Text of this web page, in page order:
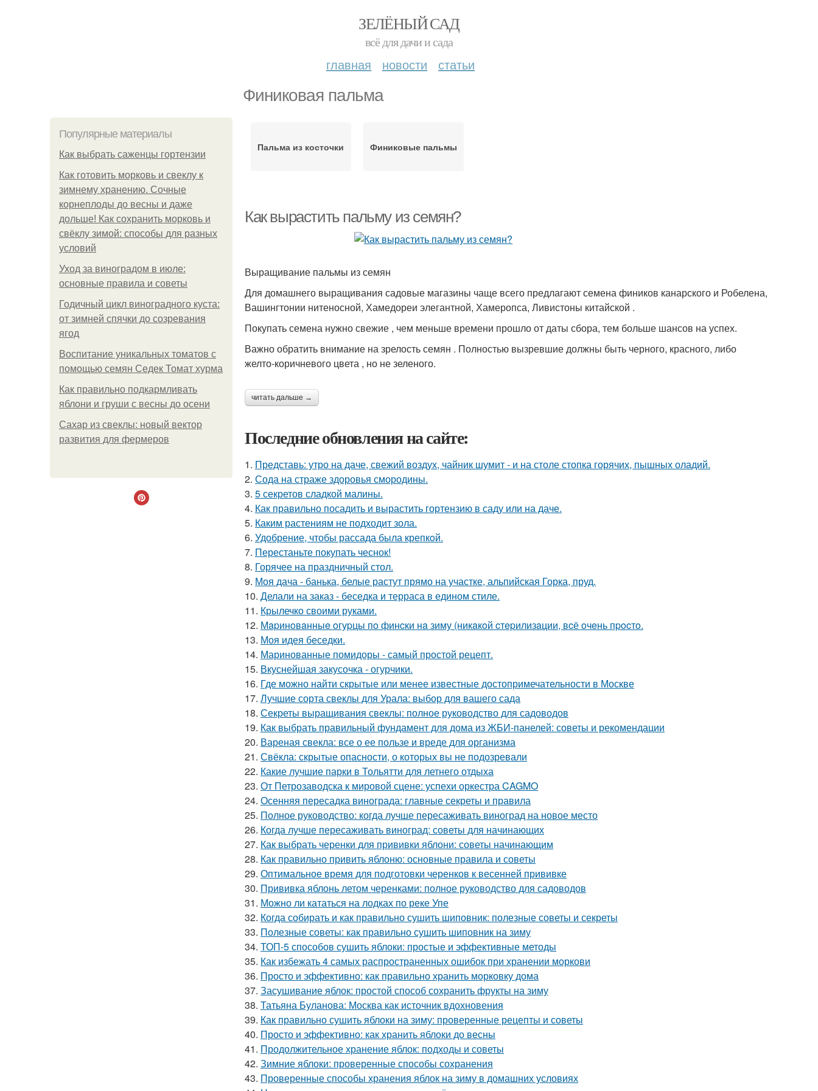
ЗЕЛЁНЫЙ САД
всё для дачи и сада
главная новости статьи
Финиковая пальма
Популярные материалы
Как выбрать саженцы гортензии
Как готовить морковь и свеклу к
зимнему хранению. Сочные
корнеплоды до весны и даже
дольше! Как сохранить морковь и
свёклу зимой: способы для разных
условий
Уход за виноградом в июле:
основные правила и советы
Годичный цикл виноградного куста:
от зимней спячки до созревания
ягод
Воспитание уникальных томатов с
помощью семян Седек Томат хурма
Как правильно подкармливать
яблони и груши с весны до осени
Сахар из свеклы: новый вектор
развития для фермеров
Пальма из косточки Финиковые пальмы
Как вырастить пальму из семян?
Выращивание пальмы из семян
Для домашнего выращивания садовые магазины чаще всего предлагают семена фиников канарского и Робелена,
Вашингтонии нитеносной, Хамедореи элегантной, Хамеропса, Ливистоны китайской .
Покупать семена нужно свежие , чем меньше времени прошло от даты сбора, тем больше шансов на успех.
Важно обратить внимание на зрелость семян . Полностью вызревшие должны быть черного, красного, либо
желто-коричневого цвета , но не зеленого.
читать дальше →
Последние обновления на сайте:
1. Представь: утро на даче, свежий воздух, чайник шумит - и на столе стопка горячих, пышных оладий.
2. Сода на страже здоровья смородины.
3. 5 секретов сладкой малины.
4. Как правильно посадить и вырастить гортензию в саду или на даче.
5. Каким растениям не подходит зола.
6. Удобрение, чтобы рассада была крепкoй.
7. Перестаньте покупать чеснок!
8. Горячее на праздничный стол.
9. Моя дача - банька, белые растут прямо на участке, альпийская Горка, пруд.
10. Делали на заказ - беседка и терраса в едином стиле.
11. Крылечко своими руками.
12. Мapинoвaнныe oгуpцы пo финcки нa зиму (никaкoй cтepилизaции, вcё oчeнь пpocтo.
13. Моя идея беседки.
14. Маринованные помидоры - самый простой рецепт.
15. Вкуснейшая закусочка - огурчики.
16. Где можно найти скрытые или менее известные достопримечательности в Москве
17. Лучшие сорта свеклы для Урала: выбор для вашего сада
18. Секреты выращивания свеклы: полное руководство для садоводов
19. Как выбрать правильный фундамент для дома из ЖБИ-панелей: советы и рекомендации
20. Вареная свекла: все о ее пользе и вреде для организма
21. Свёкла: скрытые опасности, о которых вы не подозревали
22. Какие лучшие парки в Тольятти для летнего отдыха
23. От Петрозаводска к мировой сцене: успехи оркестра CAGMO
24. Осенняя пересадка винограда: главные секреты и правила
25. Полное руководство: когда лучше пересаживать виноград на новое место
26. Когда лучше пересаживать виноград: советы для начинающих
27. Как выбрать черенки для прививки яблони: советы начинающим
28. Как правильно привить яблоню: основные правила и советы
29. Оптимальное время для подготовки черенков к весенней прививке
30. Прививка яблонь летом черенками: полное руководство для садоводов
31. Можно ли кататься на лодках по реке Упе
32. Когда собирать и как правильно сушить шиповник: полезные советы и секреты
33. Полезные советы: как правильно сушить шиповник на зиму
34. ТОП-5 способов сушить яблоки: простые и эффективные методы
35. Как избежать 4 самых распространенных ошибок при хранении моркови
36. Просто и эффективно: как правильно хранить морковку дома
37. Засушивание яблок: простой способ сохранить фрукты на зиму
38. Татьяна Буланова: Москва как источник вдохновения
39. Как правильно сушить яблоки на зиму: проверенные рецепты и советы
40. Просто и эффективно: как хранить яблоки до весны
41. Продолжительное хранение яблок: подходы и советы
42. Зимние яблоки: проверенные способы сохранения
43. Проверенные способы хранения яблок на зиму в домашних условиях